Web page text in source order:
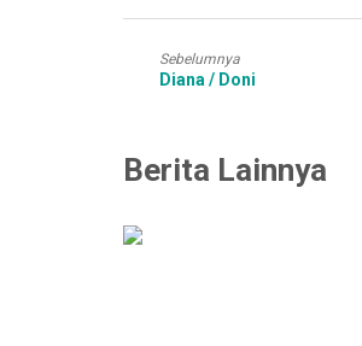
Sebelumnya
Diana / Doni
Berita Lainnya